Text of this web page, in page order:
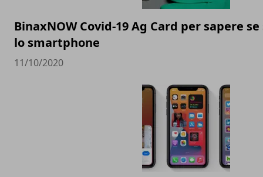
BinaxNOW Covid-19 Ag Card per sapere
lo smartphone
11/10/2020